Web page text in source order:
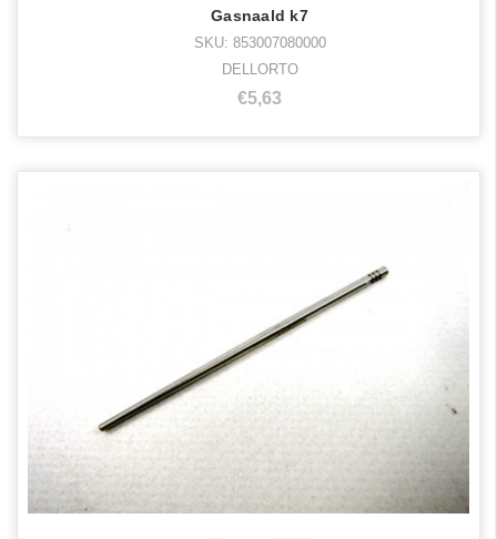
Gasnaald k7
SKU: 853007080000
DELLORTO
€5,63